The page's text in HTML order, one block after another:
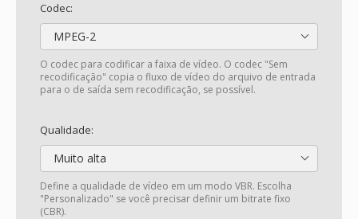
Codec:
MPEG-2
O codec para codificar a faixa de vídeo. O codec "Sem
recodificação" copia o fluxo de vídeo do arquivo de entrada
para o de saída sem recodificação, se possível.
Qualidade:
Muito alta
Define a qualidade de vídeo em um modo VBR. Escolha
"Personalizado" se você precisar definir um bitrate fixo
(CBR).